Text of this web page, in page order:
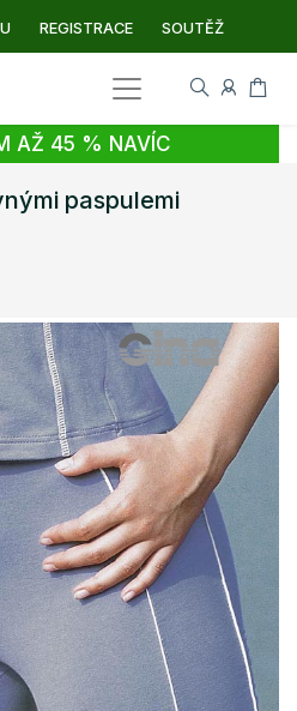
REGISTRACE SOUTĚŽ
AŽ 45 % NAVÍC
paspulemi